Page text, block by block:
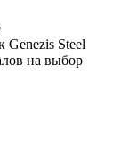
Steel
на выбор